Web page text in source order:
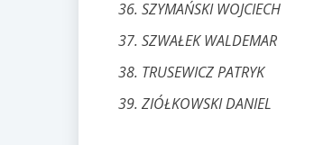
SZYMAŃSKI WOJCIECH
SZWAŁEK WALDEMAR
TRUSEWICZ PATRYK
ZIÓŁKOWSKI DANIEL